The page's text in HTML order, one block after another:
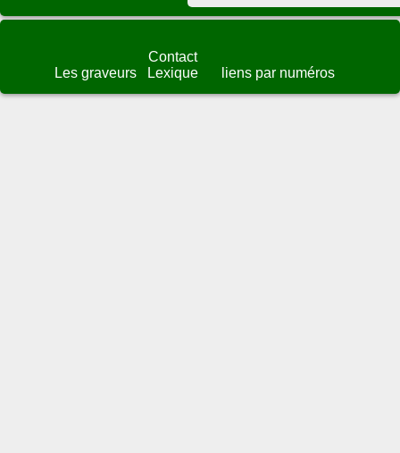
Les graveurs
Contact
Lexique
liens par numéros